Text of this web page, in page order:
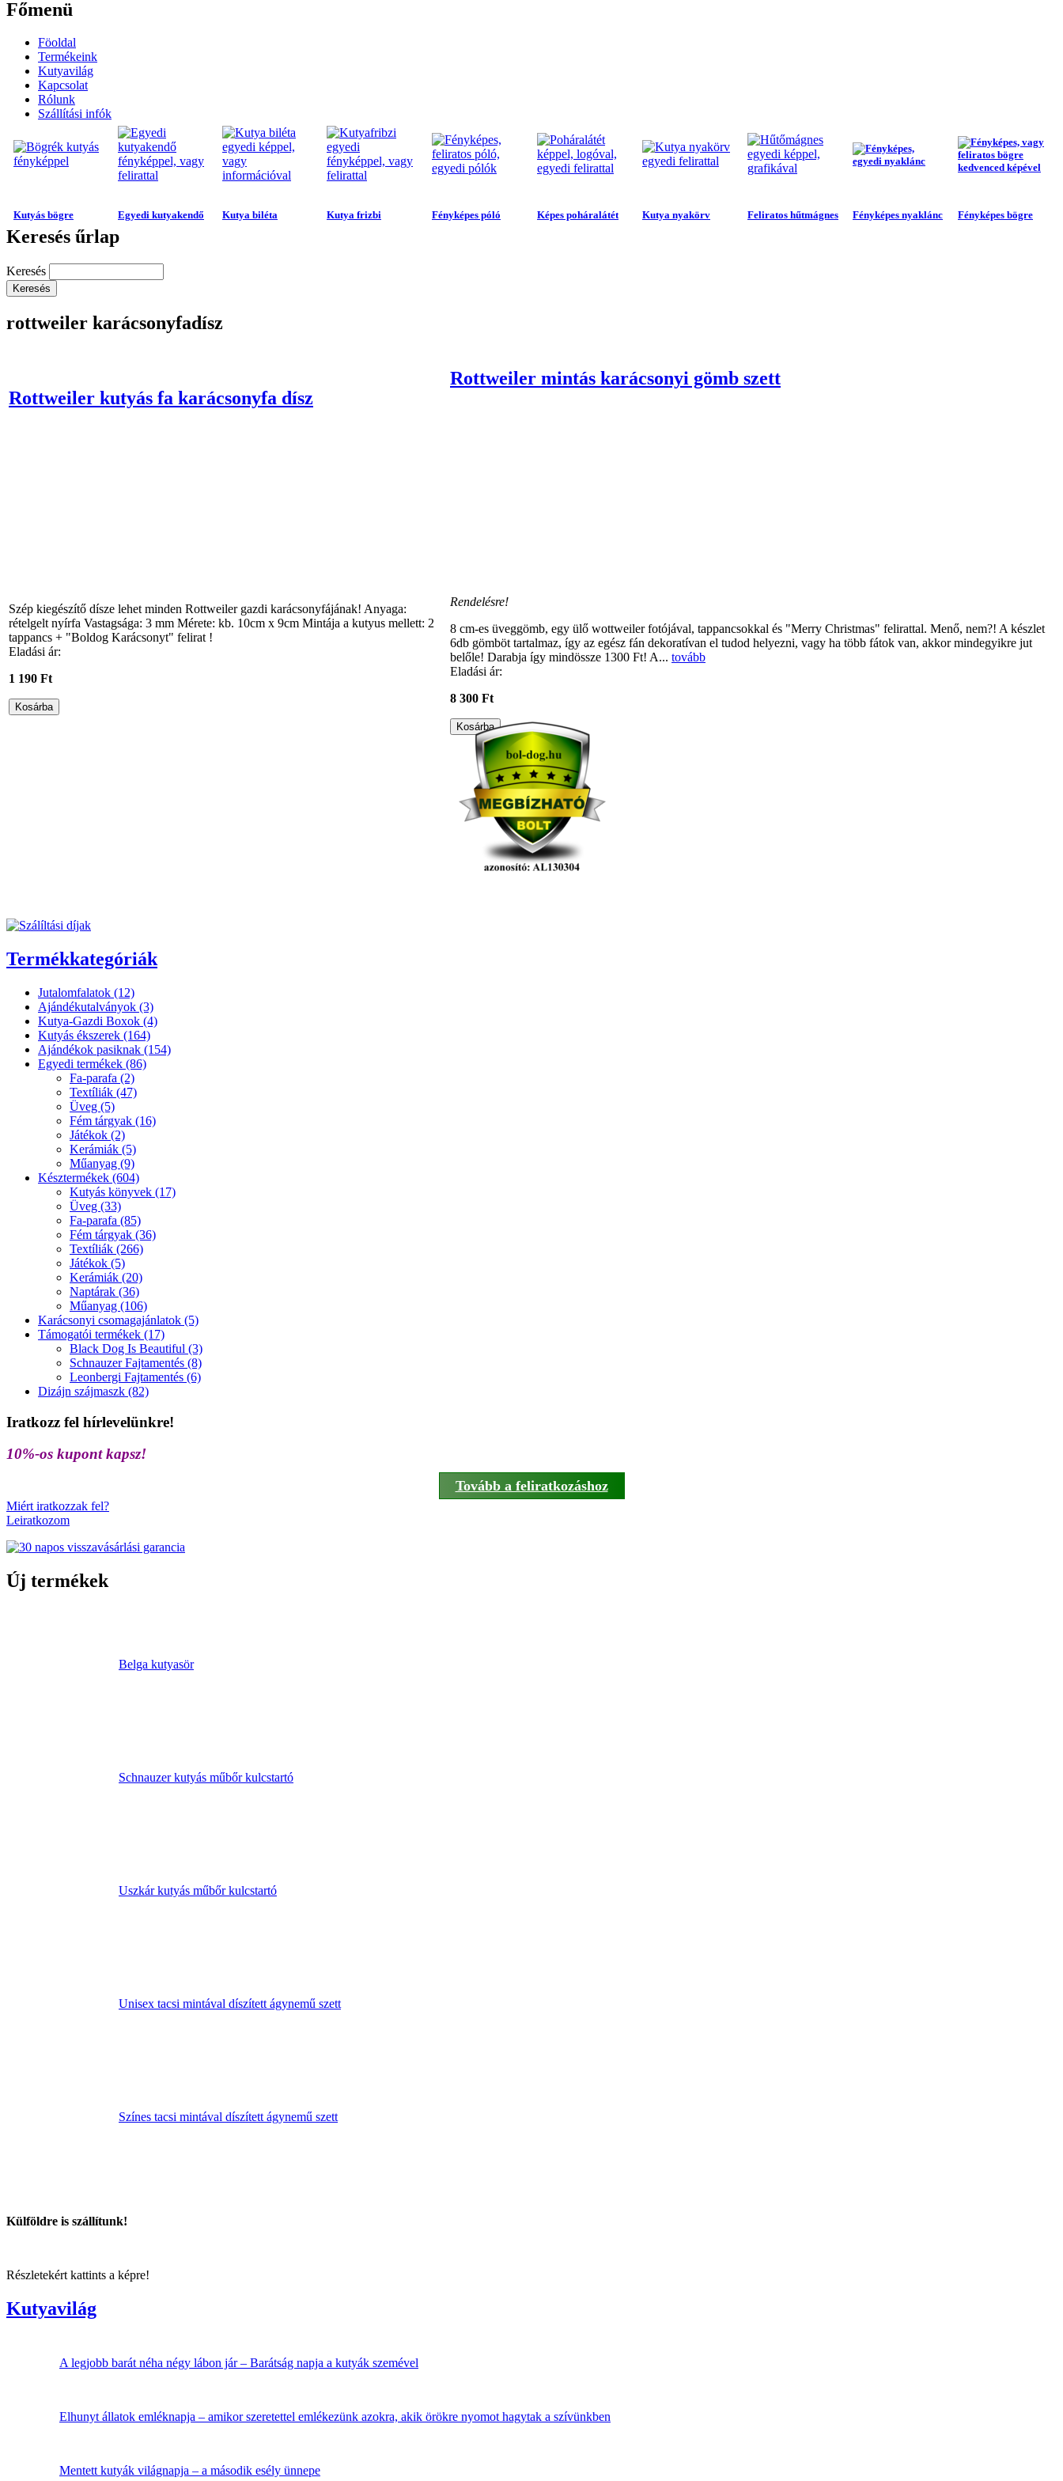
Főmenü
Föoldal
Termékeink
Kutyavilág
Kapcsolat
Rólunk
Szállítási infók
Kutyás bögre Egyedi kutyakendő Kutya biléta Kutya frizbi Fényképes póló Képes poháralátét Kutya nyakörv Feliratos hűtmágnes Fényképes nyaklánc Fényképes bögre
Keresés űrlap
Keresés
rottweiler karácsonyfadísz
Rottweiler kutyás fa karácsonyfa dísz
Szép kiegészítő dísze lehet minden Rottweiler gazdi karácsonyfájának! Anyaga:
rételgelt nyírfa Vastagsága: 3 mm Mérete: kb. 10cm x 9cm Mintája a kutyus mellett: 2
tappancs + "Boldog Karácsonyt" felirat !
Eladási ár:
1 190 Ft
Rottweiler mintás karácsonyi gömb szett
Rendelésre!
8 cm-es üveggömb, egy ülő wottweiler fotójával, tappancsokkal és "Merry Christmas" felirattal. Menő, nem?! A készlet
6db gömböt tartalmaz, így az egész fán dekoratívan el tudod helyezni, vagy ha több fátok van, akkor mindegyikre jut
belőle! Darabja így mindössze 1300 Ft! A... tovább
Eladási ár:
8 300 Ft
Termékkategóriák
Jutalomfalatok (12)
Ajándékutalványok (3)
Kutya-Gazdi Boxok (4)
Kutyás ékszerek (164)
Ajándékok pasiknak (154)
Egyedi termékek (86)
Fa-parafa (2)
Textíliák (47)
Üveg (5)
Fém tárgyak (16)
Játékok (2)
Kerámiák (5)
Műanyag (9)
Késztermékek (604)
Kutyás könyvek (17)
Üveg (33)
Fa-parafa (85)
Fém tárgyak (36)
Textíliák (266)
Játékok (5)
Kerámiák (20)
Naptárak (36)
Műanyag (106)
Karácsonyi csomagajánlatok (5)
Támogatói termékek (17)
Black Dog Is Beautiful (3)
Schnauzer Fajtamentés (8)
Leonbergi Fajtamentés (6)
Dizájn szájmaszk (82)
Iratkozz fel hírlevelünkre!
10%-os kupont kapsz!
Tovább a feliratkozáshoz
Miért iratkozzak fel?
Leiratkozom
Új termékek
Belga kutyasör
Schnauzer kutyás műbőr kulcstartó
Uszkár kutyás műbőr kulcstartó
Unisex tacsi mintával díszített ágynemű szett
Színes tacsi mintával díszített ágynemű szett
Külföldre is szállítunk!
Részletekért kattints a képre!
Kutyavilág
A legjobb barát néha négy lábon jár – Barátság napja a kutyák szemével
Elhunyt állatok emléknapja – amikor szeretettel emlékezünk azokra, akik örökre nyomot hagytak a szívünkben
Mentett kutyák világnapja – a második esély ünnepe